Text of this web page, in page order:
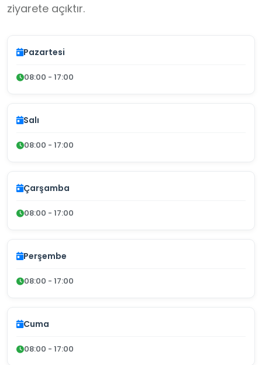
ziyarete açıktır.
Pazartesi
08:00 - 17:00
Salı
08:00 - 17:00
Çarşamba
08:00 - 17:00
Perşembe
08:00 - 17:00
Cuma
08:00 - 17:00